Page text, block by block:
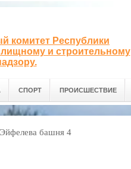
комитет Республики
и строительному
СПОРТ ПРОИСШЕСТВИЕ
Эйфелева башня 4